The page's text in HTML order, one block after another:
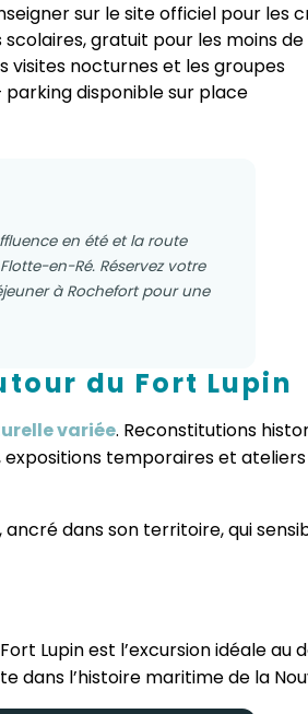
sur le site officiel pour les
gratuit pour les moins de
visites nocturnes et les groupes
disponible sur place
en été et la route
en-Ré. Réservez votre
à Rochefort pour une
du Fort Lupin
variée. Reconstitutions
temporaires et
, ancré dans son territoire, qui
Lupin est l’excursion idéale
dans l’histoire maritime de la